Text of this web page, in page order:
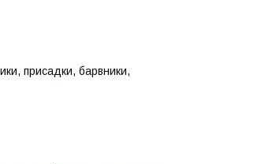
присадки, барвники,